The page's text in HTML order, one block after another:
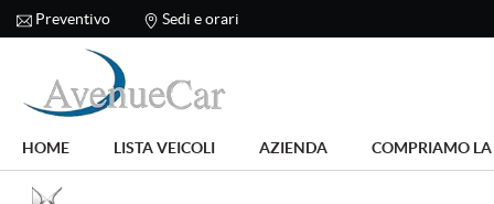
HOME
LISTA VEICOLI
Preventivo Sedi e orari
HOME LISTA VEICOLI AZIENDA COMPRIAMO
Le
preferenze
di
Il
seguente